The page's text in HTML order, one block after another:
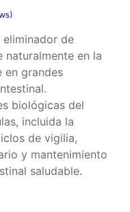
de
naturalmente en la
en grandes
biológicas del
incluida la
de vigilia,
y mantenimiento
saludable.